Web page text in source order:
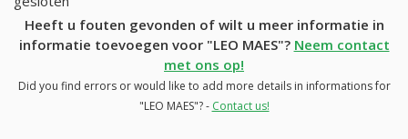
Heeft u fouten gevonden of wilt u meer informatie in
informatie toevoegen voor "LEO MAES"? Neem contact
met ons op!
Did you find errors or would like to add more details in informations for
"LEO MAES"? - Contact us!